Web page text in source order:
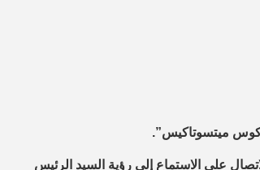
ميتسوتاكيس”.
على الاستماع إلى رؤية السيد الرئيس